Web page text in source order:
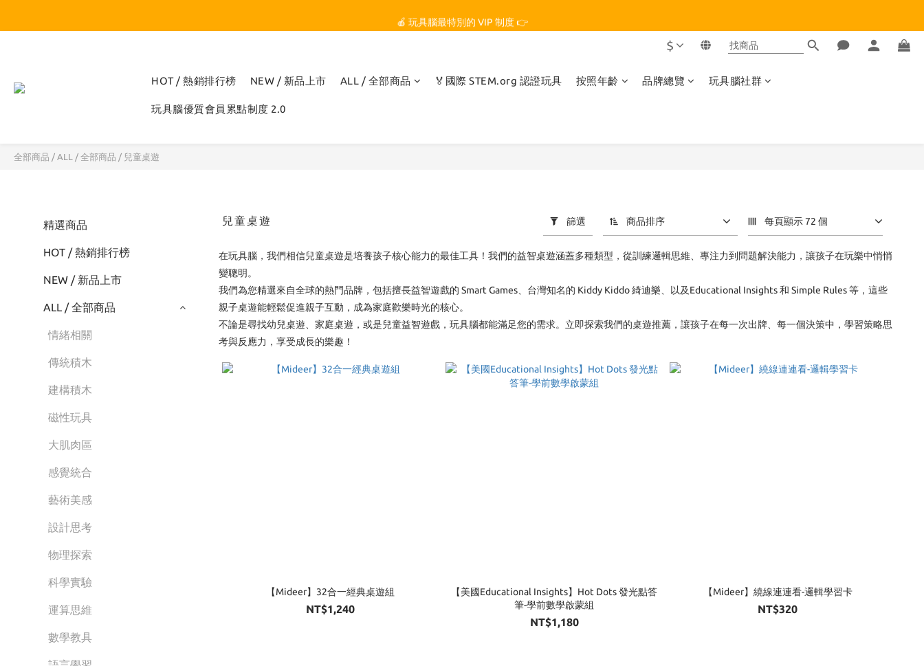
🏆 玩具腦是全台第一個獲得 STEM.org 教育平台
🍎 玩具腦最特別的 VIP 制度 👉
$
HOT / 熱銷排行榜 NEW / 新品上市 ALL / 全部商品 🏅國際 STEM.org 認證玩具 按照年齡 品牌總覽 玩具腦社群
玩具腦優質會員累點制度 2.0
全部商品 / ALL / 全部商品 / 兒童桌遊
精選商品
HOT / 熱銷排行榜
NEW / 新品上市
ALL / 全部商品
情緒相關
傳統積木
建構積木
磁性玩具
大肌肉區
感覺統合
藝術美感
設計思考
物理探索
科學實驗
運算思維
數學教具
兒童桌遊 篩選 商品排序 每頁顯示 72 個
在玩具腦，我們相信兒童桌遊是培養孩子核心能力的最佳工具！我們的益智桌遊涵蓋多種類型，從訓練邏輯思維、專注力到問題解決能力，讓孩子在玩樂中悄悄
變聰明。
我們為您精選來自全球的熱門品牌，包括擅長益智遊戲的 Smart Games、台灣知名的 Kiddy Kiddo 綺迪樂、以及Educational Insights 和 Simple Rules 等，這些
親子桌遊能輕鬆促進親子互動，成為家庭歡樂時光的核心。
不論是尋找幼兒桌遊、家庭桌遊，或是兒童益智遊戲，玩具腦都能滿足您的需求。立即探索我們的桌遊推薦，讓孩子在每一次出牌、每一個決策中，學習策略思
考與反應力，享受成長的樂趣！
【Mideer】32合一經典桌遊組
NT$1,240
【美國Educational Insights】Hot Dots 發光點答
筆-學前數學啟蒙組
NT$1,180
【Mideer】繞線連連看-邏輯學習卡
NT$320